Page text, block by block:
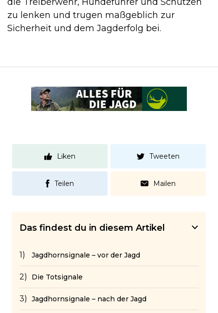
die Treiberwehr, Hundeführer und Schützen
zu lenken und trugen maßgeblich zur
Sicherheit und dem Jagderfolg bei.
Liken Tweeten
Teilen Mailen
Das findest du in diesem Artikel
Jagdhornsignale – vor der Jagd
Die Totsignale
Jagdhornsignale – nach der Jagd